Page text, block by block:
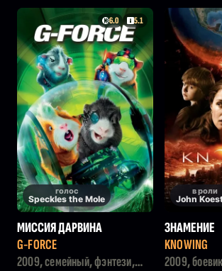
6.0 5.1
голос
Speckles the Mole
МИССИЯ ДАРВИНА
G-FORCE
2009, семейный, фэнтези,
в роли
John
ЗНАМЕНИЕ
KNOWING
2009,